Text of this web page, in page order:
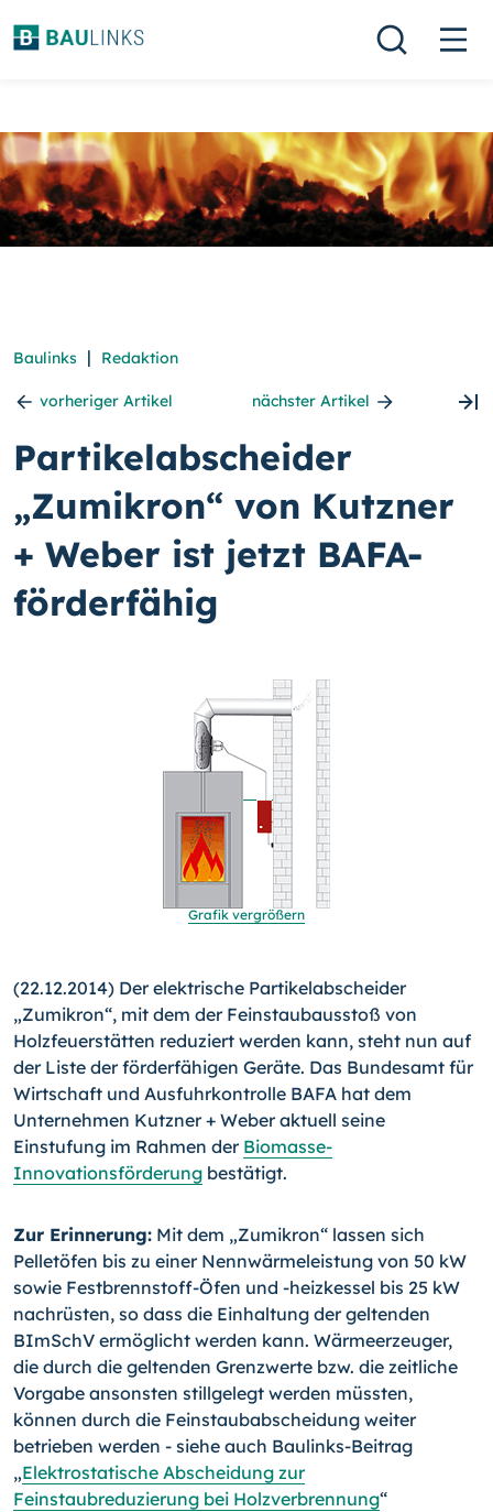
Baulinks | Redaktion
vorheriger Artikel nächster Artikel
Partikelabscheider
„Zumikron“ von Kutzner
+ Weber ist jetzt BAFA-
förderfähig
Grafik vergrößern
(22.12.2014) Der elektrische Partikelabscheider
„Zumikron“, mit dem der Feinstaubausstoß von
Holzfeuerstätten reduziert werden kann, steht nun auf
der Liste der förderfähigen Geräte. Das Bundesamt für
Wirtschaft und Ausfuhrkontrolle BAFA hat dem
Unternehmen Kutzner + Weber aktuell seine
Einstufung im Rahmen der Biomasse-
Innovationsförderung bestätigt.
Zur Erinnerung: Mit dem „Zumikron“ lassen sich
Pelletöfen bis zu einer Nennwärmeleistung von 50 kW
sowie Festbrennstoff-Öfen und -heizkessel bis 25 kW
nachrüsten, so dass die Ein­haltung der geltenden
BImSchV ermöglicht werden kann. Wär­meerzeuger,
die durch die geltenden Grenzwerte bzw. die zeit­liche
Vorgabe ansonsten stillgelegt werden müssten,
können durch die Feinstaubabscheidung weiter
betrieben werden - siehe auch Baulinks-Bei­trag
„Elektrostatische Abscheidung zur
Feinstaubreduzierung bei Holzverbrennung“